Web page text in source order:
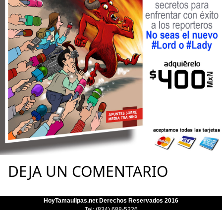
DEJA UN COMENTARIO
HoyTamaulipas.net Derechos Reservados 2016